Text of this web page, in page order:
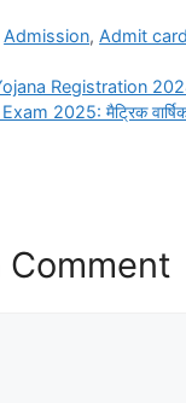
Admission, Admit card
Registration 2024:
2025: मैट्रिक वार्षिक
Comment